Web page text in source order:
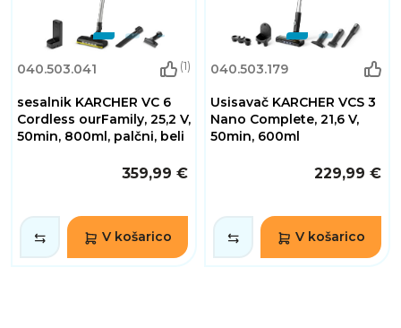
040.503.041 (1)
sesalnik KARCHER VC 6
Cordless ourFamily, 25,2 V,
50min, 800ml, palčni, beli
359,99 €
V košarico
040.503.179
Usisavač KARCHER VCS 3
Nano Complete, 21,6 V,
50min, 600ml
229,99 €
V košarico